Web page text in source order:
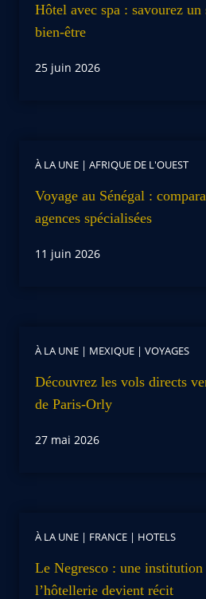
Hôtel avec spa : savourez un
bien-être
25 juin 2026
À LA UNE | AFRIQUE DE L'OUEST
Voyage au Sénégal :
agences spécialisées
11 juin 2026
À LA UNE | MEXIQUE | VOYAGES
Découvrez les vols directs
de Paris-Orly
27 mai 2026
À LA UNE | FRANCE | HOTELS
Le Negresco : une institution
l’hôtellerie devient récit